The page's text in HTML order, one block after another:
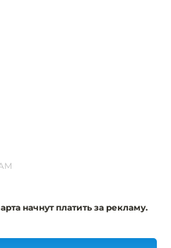
начнут платить за рекламу.